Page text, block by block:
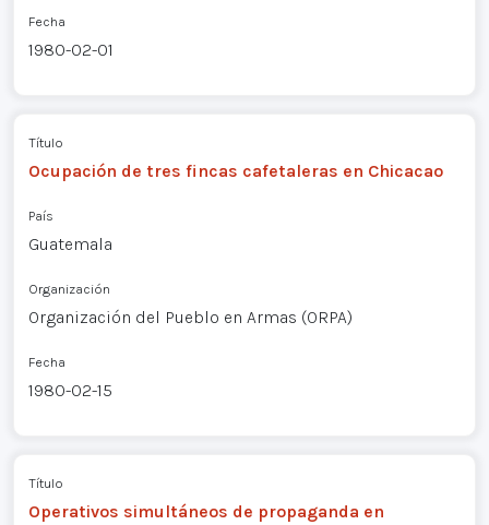
Fecha
1980-02-01
Título
Ocupación de tres fincas cafetaleras en Chicacao
País
Guatemala
Organización
Organización del Pueblo en Armas (ORPA)
Fecha
1980-02-15
Título
Operativos simultáneos de propaganda en